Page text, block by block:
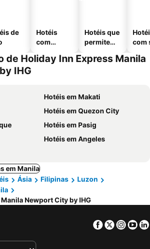
de
Hotéis
com
Hotéis que
permitem
com
de Holiday Inn Express Manila
IHG
Hotéis em Makati
Hotéis em Quezon City
Hotéis em Pasig
Hotéis em Angeles
em Manila
Ásia Filipinas
Luzon
Newport City by IHG
Facebook
Twitter